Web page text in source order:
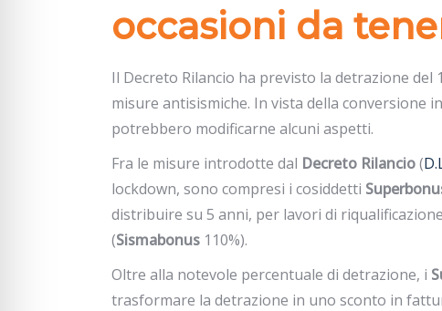
occasioni da
Il Decreto Rilancio ha previsto la detrazione
misure antisismiche. In vista della conversione
potrebbero modificarne alcuni aspetti.
Fra le misure introdotte dal Decreto Rilancio(
lockdown, sono compresi i cosiddetti
distribuire su 5 anni, per lavori di
(Sismabonus 110%).
Oltre alla notevole percentuale di detrazione, i
trasformare la detrazione in uno sconto in